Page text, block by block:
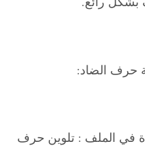
حرف الضاد:
في الملف : تلوين حرف